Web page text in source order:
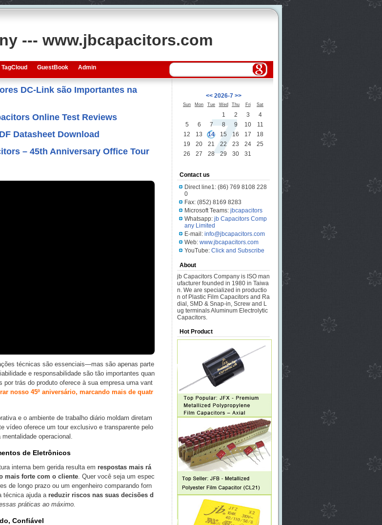
--- www.jbcapacitors.com
TagCloud GuestBook Admin
DC-Link são Importantes na
Online Test Reviews
Datasheet Download
– 45th Anniversary Office Tour
técnicas são essenciais—mas são apenas parte
e responsabilidade são tão importantes quan
trás do produto oferece à sua empresa uma vant
nosso 45º aniversário, marcando mais de quatr
e o ambiente de trabalho diário moldam diretam
vídeo oferece um tour exclusivo e transparente pelo
operacional.
de Eletrônicos
interna bem gerida resulta em respostas mais rá
mais forte com o cliente. Quer você seja um espec
de longo prazo ou um engenheiro comparando forn
técnica ajuda a reduzir riscos nas suas decisões d
práticas ao máximo.
Confiável
<< 2026-7 >>
Sun Mon Tue Wed Thu Fri Sat
1 2 3
4
5
6 7 8 9 10
11
12
13 14 15 16 17
18
19
20 21 22 23 24
25
26
27 28 29 30 31
Contact us
Direct line1: (86) 769 8108 228
0
Fax: (852) 8169 8283
Microsoft Teams: jbcapacitors
Whatsapp: jb Capacitors Comp
any Limited
E-mail: info@jbcapacitors.com
Web: www.jbcapacitors.com
YouTube: Click and Subscribe
About
jb Capacitors Company is ISO man
ufacturer founded in 1980 in Taiwa
n. We are specialized in productio
n of Plastic Film Capacitors and Ra
dial, SMD & Snap-in, Screw and L
ug terminals Aluminum Electrolytic
Capacitors.
Hot Product